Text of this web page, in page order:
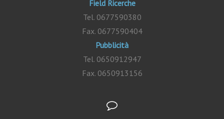
Field Ricerche
Tel. 0677590380
Fax. 0677590404
Pubblicità
Tel. 0650912947
Fax. 0650913156